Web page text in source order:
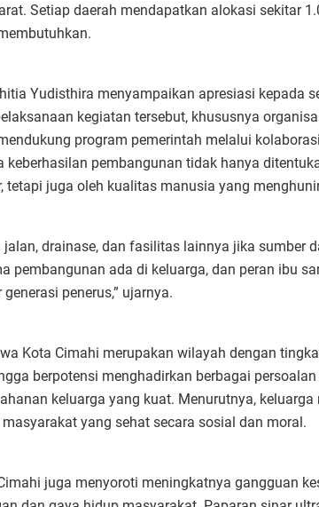
Setiap daerah mendapatkan alokasi sekitar
Yudisthira menyampaikan apresiasi kepada
kegiatan tersebut, khususnya
program pemerintah melalui
keberhasilan pembangunan tidak hanya
tetapi juga oleh kualitas manusia yang
drainase, dan fasilitas lainnya jika sumber
pembangunan ada di keluarga, dan peran ibu
penerus,” ujarnya.
Kota Cimahi merupakan wilayah dengan
berpotensi menghadirkan berbagai
keluarga yang kuat. Menurutnya,
yang sehat secara sosial dan moral.
juga menyoroti meningkatnya gangguan